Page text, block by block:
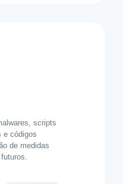
scripts
e códigos
de medidas